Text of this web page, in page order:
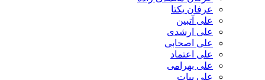
عرفان یکتا
علی آتبین
علی ارشدی
علی اصحابی
علی اعتماد
علی بهرامی
علی بیات